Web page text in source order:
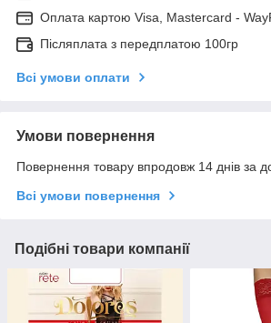
Оплата картою Visa, Mastercard -
Післяплата з передплатою 100гр
Всі умови оплати
Умови повернення
Повернення товару впродовж 14 днів за
Всі умови повернення
Подібні товари компанії